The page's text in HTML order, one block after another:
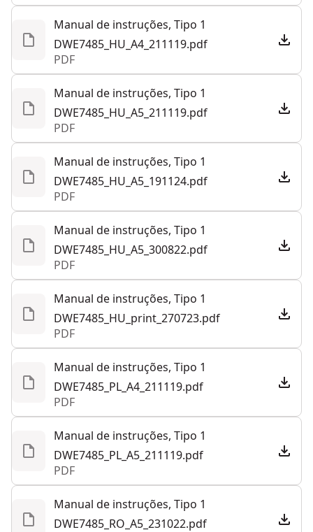
Manual de instruções, Tipo 1
DWE7485_HU_A4_211119.pdf
PDF
Manual de instruções, Tipo 1
DWE7485_HU_A5_211119.pdf
PDF
Manual de instruções, Tipo 1
DWE7485_HU_A5_191124.pdf
PDF
Manual de instruções, Tipo 1
DWE7485_HU_A5_300822.pdf
PDF
Manual de instruções, Tipo 1
DWE7485_HU_print_270723.pdf
PDF
Manual de instruções, Tipo 1
DWE7485_PL_A4_211119.pdf
PDF
Manual de instruções, Tipo 1
DWE7485_PL_A5_211119.pdf
PDF
Manual de instruções, Tipo 1
DWE7485_RO_A5_231022.pdf